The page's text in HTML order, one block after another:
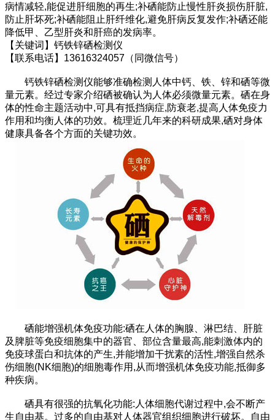
病情减轻,能促进肝细胞的再生;补硒能防止慢性肝炎损伤肝脏,
防止肝坏死;补硒能阻止肝纤维化,避免肝病反复发作;补硒还能
降低甲、乙型肝炎和肝癌的发病率。
【关键词】钙铁锌硒检测仪
【联系电话】13616324057（同微信号）
钙铁锌硒检测仪能够准确检测人体中钙、铁、锌和硒等微
量元素。经过专家介绍硒被确认为人体必须微量元素。硒在身
体的性命主题活动中,可具有抵挡病症,防衰老,提高人体免疫力
作用和均衡人体的功效。梳理近几年来的科研成果,硒对身体
健康具备各个方面的关键功效。
硒能增强机体免疫功能:硒在人体的胸腺、淋巴结、肝脏
及脾脏等免疫细胞集中的器官、部位含量最高,能刺激体内的
免疫球蛋白和抗体的产生,并能增加干扰素的活性,增强自然杀
伤细胞(NK细胞)的细胞毒作用,从而增强机体免疫功能,抵御多
种疾病。
硒具有很强的抗氧化功能:人体细胞代谢过程中,会不断产
生自由基。过多的自由基对人体器官组织细胞进行破坏。自由